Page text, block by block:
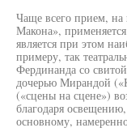
Чаще всего прием, на
Макона»,
является при этом
примеру, так
Фердинанда со
дочерью Мирандой
(«сцены на сцене»)
благодаря
основному,